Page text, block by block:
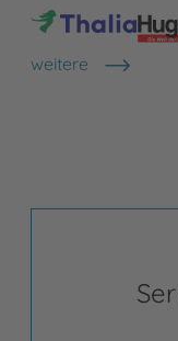
weitere
Shops anzeigen